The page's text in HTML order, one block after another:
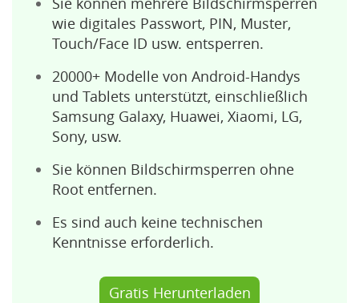
wie digitales Passwort, PIN, Muster,
Touch/Face ID usw. entsperren.
20000+ Modelle von Android-Handys
und Tablets unterstützt, einschließlich
Samsung Galaxy, Huawei, Xiaomi, LG,
Sony, usw.
Sie können Bildschirmsperren ohne
Root entfernen.
Es sind auch keine technischen
Kenntnisse erforderlich.
Gratis Herunterladen